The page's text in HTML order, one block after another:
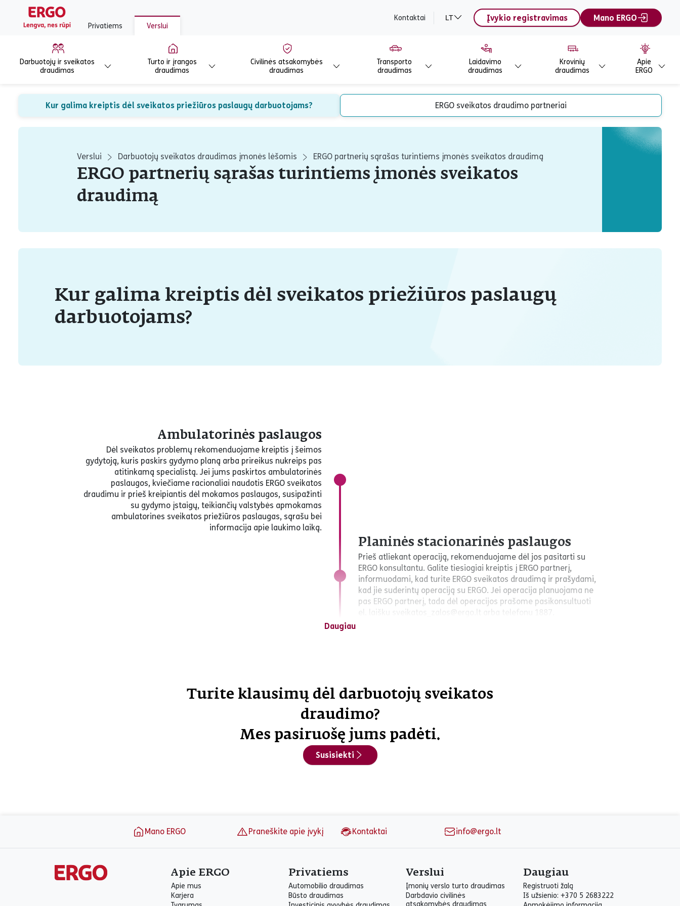
Privatiems Verslui
Kontaktai LT Įvykio registravimas Mano ERGO
Darbuotojų ir sveikatos
draudimas
Turto ir įrangos
draudimas
Civilinės atsakomybės
draudimas
Transporto
draudimas
Laidavimo
draudimas
Krovinių
draudimas
Apie
ERGO
Kur galima kreiptis dėl sveikatos priežiūros paslaugų darbuotojams? ERGO sveikatos draudimo partneriai
Verslui Darbuotojų sveikatos draudimas įmonės lėšomis ERGO partnerių sąrašas turintiems įmonės sveikatos draudimą
ERGO partnerių sąrašas turintiems įmonės sveikatos
draudimą
Kur galima kreiptis dėl sveikatos priežiūros paslaugų
darbuotojams?
Ambulatorinės paslaugos
Dėl sveikatos problemų rekomenduojame kreiptis į šeimos
gydytoją, kuris paskirs gydymo planą arba prireikus nukreips pas
atitinkamą specialistą. Jei jums paskirtos ambulatorinės
paslaugos, kviečiame racionaliai naudotis ERGO sveikatos
draudimu ir prieš kreipiantis dėl mokamos paslaugos, susipažinti
su gydymo įstaigų, teikiančių valstybės apmokamas
ambulatorines sveikatos priežiūros paslaugas, sąrašu bei
informacija apie laukimo laiką.
Planinės stacionarinės paslaugos
Prieš atliekant operaciją, rekomenduojame dėl jos pasitarti su
ERGO konsultantu. Galite tiesiogiai kreiptis į ERGO partnerį,
informuodami, kad turite ERGO sveikatos draudimą ir prašydami,
kad jie suderintų operaciją su ERGO. Jei operacija planuojama ne
pas ERGO partnerį, tada dėl operacijos prašome pasikonsultuoti
el. laišku sveikatos_zalos@ergo.lt arba telefonu 1887.
pasirašiusios bendradarbiavimo sutartį su ERGO. Kreipdamiesi į
šias gydymo įstaigas dėl gydytojų konsultacijų ar tyrimų galite
sutaupyti ERGO draudimo lėšas ir skirti jas didesnėms
papildomoms išlaidoms ateityje. Jei valstybinėje gydymo
įstaigoje gaunate iš dalies valstybės lėšomis padengiamas
paslaugas, mes padengsime jums priskirtas papildomas gydymo
išlaidas.
Daugiau
Turite klausimų dėl darbuotojų sveikatos
draudimo?
Mes pasiruošę jums padėti.
Susisiekti
Puslapio apačiaMano ERGO Praneškite apie įvykį Kontaktai info@ergo.lt
Apie ERGO
Apie mus
Karjera
Privatiems
Automobilio draudimas
Būsto draudimas
Verslui
Įmonių verslo turto draudimas
Darbdavio civilinės
atsakomybės draudimas
Daugiau
Registruoti žalą
Iš užsienio: +370 5 2683222